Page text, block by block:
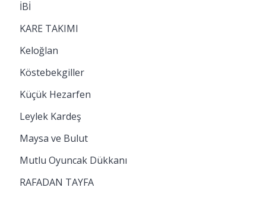
İBİ
KARE TAKIMI
Keloğlan
Köstebekgiller
Küçük Hezarfen
Leylek Kardeş
Maysa ve Bulut
Mutlu Oyuncak Dükkanı
RAFADAN TAYFA